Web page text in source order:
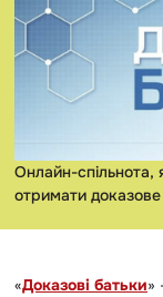
Онлайн-
отримати доказове
«Доказові батьки»